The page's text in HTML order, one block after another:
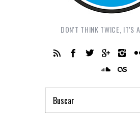
DON'T THINK TWICE, IT'S